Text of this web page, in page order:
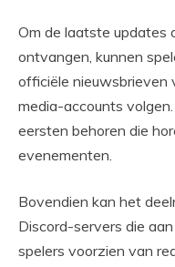
Om de laatste updates
ontvangen, kunnen
officiële nieuwsbrieven
media-accounts
eersten behoren die
evenementen.
Bovendien kan het
Discord-servers die
spelers voorzien van